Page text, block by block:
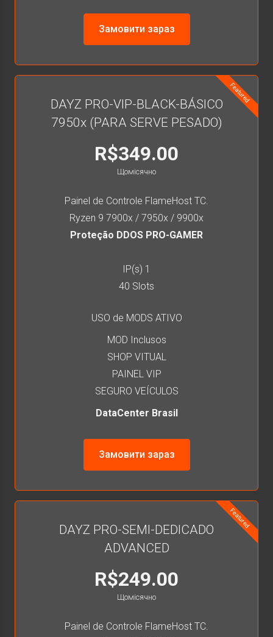
Замовити зараз
Featured
DAYZ PRO-VIP-BLACK-BÁSICO
7950x (PARA SERVE PESADO)
R$349.00
Щомісячно
USO de MODS ATIVO
MOD Inclusos
SHOP VITUAL
PAINEL VIP
SEGURO VEÍCULOS
DataCenter Brasil
Painel de Controle FlameHost TC.
Ryzen 9 7900x / 7950x / 9900x
Proteção DDOS PRO-GAMER
IP(s) 1
40 Slots
Замовити зараз
Featured
DAYZ PRO-SEMI-DEDICADO
ADVANCED
R$249.00
Щомісячно
Painel de Controle FlameHost TC.